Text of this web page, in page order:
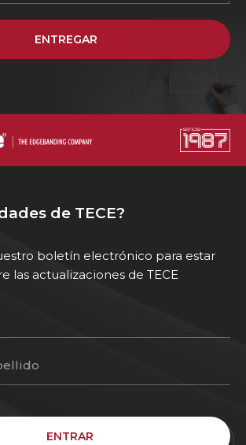
ENTREGAR
de TECE?
boletín electrónico para estar
las actualizaciones de TECE
ENTRAR